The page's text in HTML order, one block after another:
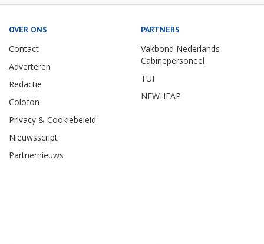
OVER ONS
Contact
Adverteren
Redactie
Colofon
Privacy & Cookiebeleid
Nieuwsscript
Partnernieuws
PARTNERS
Vakbond Nederlands
Cabinepersoneel
TUI
NEWHEAP